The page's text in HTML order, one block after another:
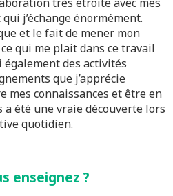
j’échange énormément.
et le fait de mener mon
qui me plait dans ce travail
également des activités
que j’apprécie
mes connaissances et être en
a été une vraie découverte lors
quotidien.
enseignez ?